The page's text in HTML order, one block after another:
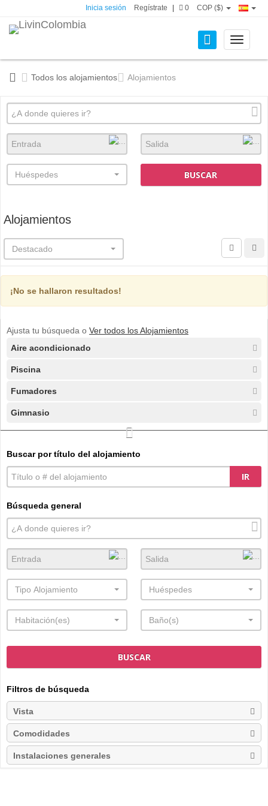
Inicia sesión Regístrate 0 COP ($)
Toggle
Todos los alojamientos Alojamientos
Huéspedes BUSCAR
Alojamientos
Destacado
¡No se hallaron resultados!
Ajusta tu búsqueda o Ver todos los Alojamientos
Aire acondicionado
Piscina
Fumadores
Gimnasio
Buscar por título del alojamiento
IR
Búsqueda general
Tipo Alojamiento Huéspedes
Habitación(es) Baño(s)
BUSCAR
Filtros de búsqueda
Vista
Comodidades
Instalaciones generales